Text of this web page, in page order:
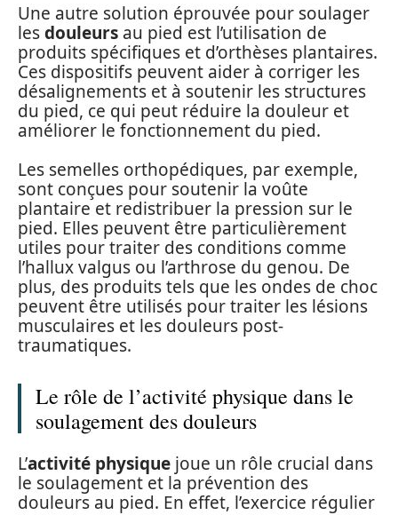
Une autre solution éprouvée pour soulager
lesdouleurs au pied est l’utilisation de
produits spécifiques et d’orthèses plantaires.
Ces dispositifs peuvent aider à corriger les
désalignements et à soutenir les structures
du pied, ce qui peut réduire la douleur et
améliorer le fonctionnement du pied.
Les semelles orthopédiques, par exemple,
sont conçues pour soutenir la voûte
plantaire et redistribuer la pression sur le
pied. Elles peuvent être particulièrement
utiles pour traiter des conditions comme
l’hallux valgus ou l’arthrose du genou. De
plus, des produits tels que les ondes de choc
peuvent être utilisés pour traiter les lésions
musculaires et les douleurs post-
traumatiques.
Le rôle de l’activité physique dans le
soulagement des douleurs
L’activité physique joue un rôle crucial dans
le soulagement et la prévention des
douleurs au pied. En effet, l’exercice régulier